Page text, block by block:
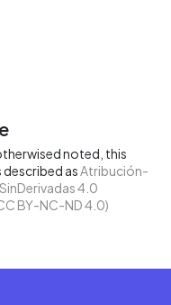
noted, this
described asAtribución-
4.0
BY-NC-ND 4.0)